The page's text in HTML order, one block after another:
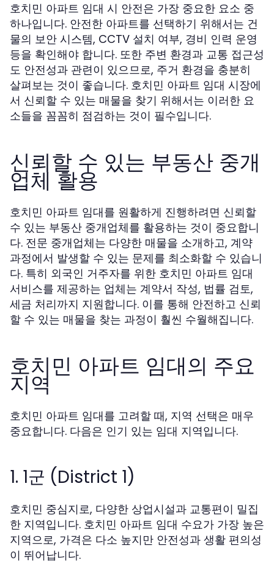
호치민 아파트 임대 시 안전은 가장 중요한 요소 중
하나입니다. 안전한 아파트를 선택하기 위해서는 건
물의 보안 시스템, CCTV 설치 여부, 경비 인력 운영
등을 확인해야 합니다. 또한 주변 환경과 교통 접근성
도 안전성과 관련이 있으므로, 주거 환경을 충분히
살펴보는 것이 좋습니다. 호치민 아파트 임대 시장에
서 신뢰할 수 있는 매물을 찾기 위해서는 이러한 요
소들을 꼼꼼히 점검하는 것이 필수입니다.
신뢰할 수 있는 부동산 중개
업체 활용
호치민 아파트 임대를 원활하게 진행하려면 신뢰할
수 있는 부동산 중개업체를 활용하는 것이 중요합니
다. 전문 중개업체는 다양한 매물을 소개하고, 계약
과정에서 발생할 수 있는 문제를 최소화할 수 있습니
다. 특히 외국인 거주자를 위한 호치민 아파트 임대
서비스를 제공하는 업체는 계약서 작성, 법률 검토,
세금 처리까지 지원합니다. 이를 통해 안전하고 신뢰
할 수 있는 매물을 찾는 과정이 훨씬 수월해집니다.
호치민 아파트 임대의 주요
지역
호치민 아파트 임대를 고려할 때, 지역 선택은 매우
중요합니다. 다음은 인기 있는 임대 지역입니다.
1. 1군 (District 1)
호치민 중심지로, 다양한 상업시설과 교통편이 밀집
한 지역입니다. 호치민 아파트 임대 수요가 가장 높은
지역으로, 가격은 다소 높지만 안전성과 생활 편의성
이 뛰어납니다.